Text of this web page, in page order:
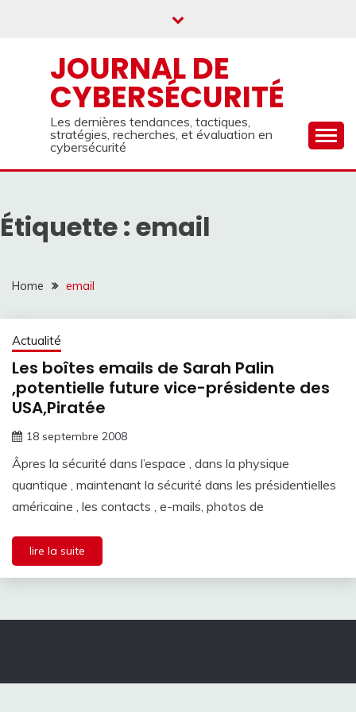
JOURNAL DE
CYBERSÉCURITÉ
Les dernières tendances, tactiques,
stratégies, recherches, et évaluation en
cybersécurité
Étiquette :email
Home email
Actualité
Les boîtes emails de Sarah Palin
,potentielle future vice-présidente des
USA,Piratée
18 septembre 2008
Âpres la sécurité dans l’espace , dans la physique
quantique , maintenant la sécurité dans les présidentielles
américaine , les contacts , e-mails, photos de
lire la suite